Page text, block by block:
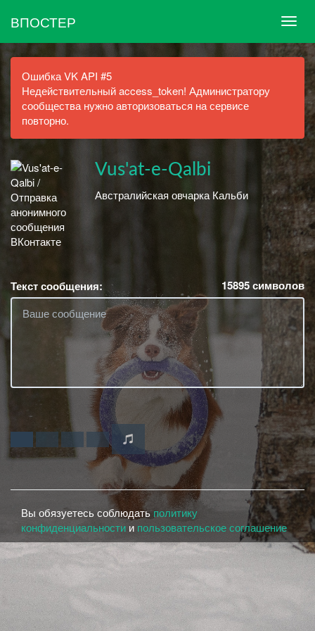
ВПОСТЕР
Ошибка VK API #5
Недействительный access_token! Администратору
сообщества нужно авторизоваться на сервисе
повторно.
Vus'at-e-Qalbi
Австралийская овчарка Кальби
Текст сообщения: 15895символов
Вы обязуетесь соблюдатьполитику
конфиденциальности и пользовательское соглашение